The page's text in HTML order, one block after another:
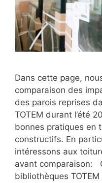
Dans cette page,
comparaison des
des parois reprises
TOTEM durant l’été
bonnes pratiques en
constructifs. En
intéressons aux
avant comparaison:
bibliothèques TOTEM